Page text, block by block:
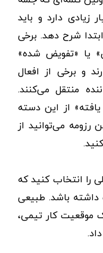
زیادی دارد و باید
شرح دهد. برخی
یا «تفویض شده»
و برخی از افعال
منتقل می‌کنند.
یافته» از این دسته
رزومه می‌توانید از
را انتخاب کنید که
باشد. طبیعی
موقعیت کار تیمی،